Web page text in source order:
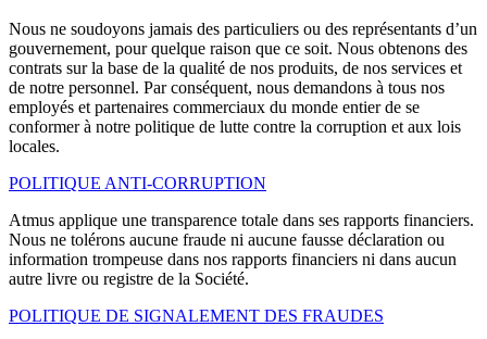
Nous ne soudoyons jamais des particuliers ou des représentants d’un
gouvernement, pour quelque raison que ce soit. Nous obtenons des
contrats sur la base de la qualité de nos produits, de nos services et
de notre personnel. Par conséquent, nous demandons à tous nos
employés et partenaires commerciaux du monde entier de se
conformer à notre politique de lutte contre la corruption et aux lois
locales.
POLITIQUE ANTI-CORRUPTION
Atmus applique une transparence totale dans ses rapports financiers.
Nous ne tolérons aucune fraude ni aucune fausse déclaration ou
information trompeuse dans nos rapports financiers ni dans aucun
autre livre ou registre de la Société.
POLITIQUE DE SIGNALEMENT DES FRAUDES